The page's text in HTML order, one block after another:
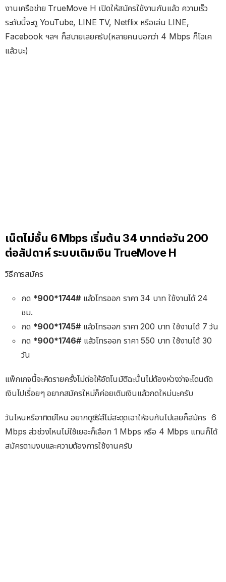
งานเครือข่าย TrueMove H เปิดให้สมัครใช้งานกันแล้ว ความเร็ว
ระดับนี้จะดู YouTube, LINE TV, Netflix หรือเล่น LINE,
Facebook ฯลฯ ก็สบายเลยครับ(หลายคนบอกว่า 4 Mbps ก็โอเค
แล้วนะ)
เน็ตไม่อั้น 6 Mbps เริ่มต้น 34 บาทต่อวัน 200
ต่อสัปดาห์ ระบบเติมเงิน TrueMove H
วิธีการสมัคร
กด *900*1744#แล้วโทรออก ราคา 34 บาท ใช้งานได้ 24
ชม.
กด *900*1745#แล้วโทรออก ราคา 200 บาท ใช้งานได้ 7 วัน
กด *900*1746#แล้วโทรออก ราคา 550 บาท ใช้งานได้ 30
วัน
แพ็กเกจนี้จะคิดรายครั้งไม่ต่อให้อัตโนมัติฉะนั้นไม่ต้องห่วงว่าจะโดนตัด
เงินไปเรื่อยๆ อยากสมัครใหม่ก็ค่อยเติมเงินแล้วกดใหม่นะครับ
วันไหนหรือาทิตย์ไหน อยากดูซีรีส์ไม่สะดุดเอาให้จบกันไปเลยก็สมัคร 6
Mbps ส่วช่วงไหนไม่ใช้เยอะก็เลือก 1 Mbps หรือ 4 Mbps แทนก็ได้
สมัครตามงบและความต้องการใช้งานครับ